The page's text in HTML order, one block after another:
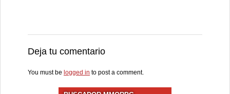
Deja tu comentario
You must be logged in to post a comment.